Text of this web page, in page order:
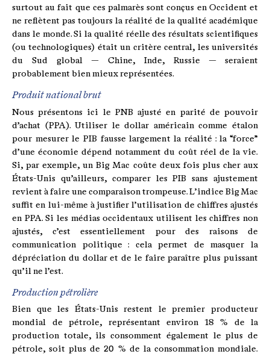
surtout au fait que ces palmarès sont conçus en Occident et
ne reflètent pas toujours la réalité de la qualité académique
dans le monde. Si la qualité réelle des résultats scientifiques
(ou technologiques) était un critère central, les universités
du Sud global — Chine, Inde, Russie — seraient
probablement bien mieux représentées.
Produit national brut
Nous présentons ici le PNB ajusté en parité de pouvoir
d’achat (PPA). Utiliser le dollar américain comme étalon
pour mesurer le PIB fausse largement la réalité : la “force”
d’une économie dépend notamment du coût réel de la vie.
Si, par exemple, un Big Mac coûte deux fois plus cher aux
États-Unis qu’ailleurs, comparer les PIB sans ajustement
revient à faire une comparaison trompeuse. L’indice Big Mac
suffit en lui-même à justifier l’utilisation de chiffres ajustés
en PPA. Si les médias occidentaux utilisent les chiffres non
ajustés, c’est essentiellement pour des raisons de
communication politique : cela permet de masquer la
dépréciation du dollar et de le faire paraître plus puissant
qu’il ne l’est.
Production pétrolière
Bien que les États-Unis restent le premier producteur
mondial de pétrole, représentant environ 18 % de la
production totale, ils consomment également le plus de
pétrole, soit plus de 20 % de la consommation mondiale.